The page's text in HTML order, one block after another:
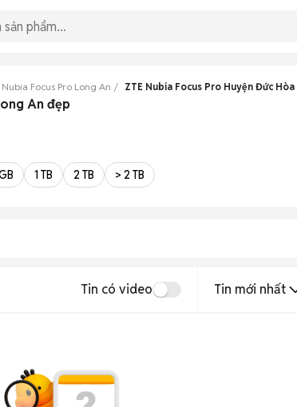
Nubia Focus Pro Long An ZTE Nubia Focus Pro Huyện Đức Hòa
An đẹp
1 TB 2 TB > 2 TB
Tin có video Tin mới nhất